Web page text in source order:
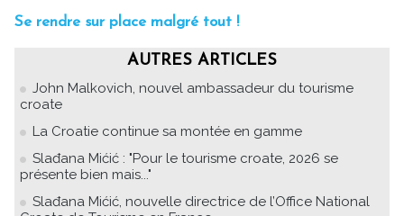
Se rendre sur place malgré tout !
AUTRES ARTICLES
John Malkovich, nouvel ambassadeur du tourisme
croate
La Croatie continue sa montée en gamme
Slađana Mićić : "Pour le tourisme croate, 2026 se
présente bien mais..."
Slađana Mićić, nouvelle directrice de l’Office National